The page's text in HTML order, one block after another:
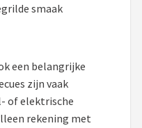
smaak
een belangrijke
zijn vaak
of elektrische
rekening met